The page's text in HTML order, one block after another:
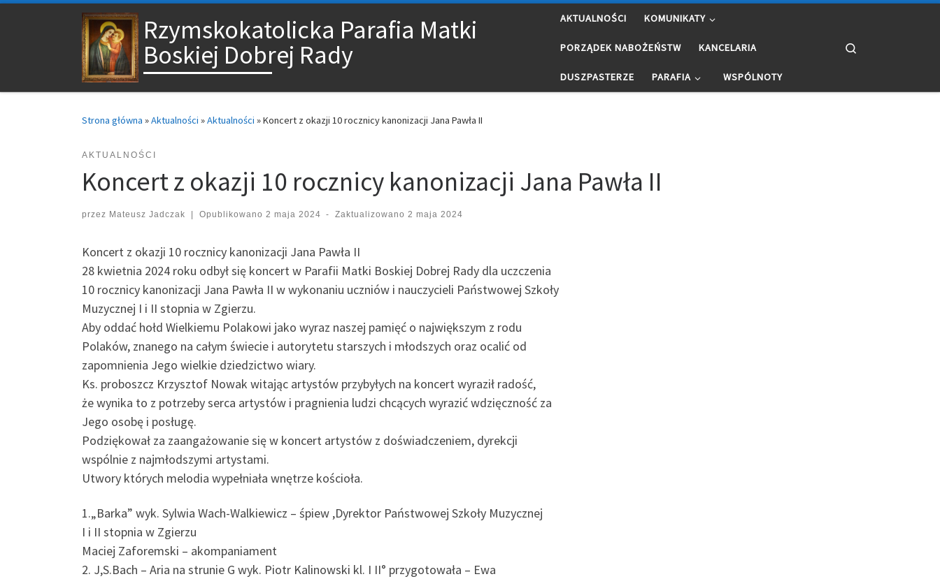
Przejdź do treści
Rzymskokatolicka Parafia Matki
Boskiej Dobrej Rady
AKTUALNOŚCI KOMUNIKATY
PORZĄDEK NABOŻEŃSTW KANCELARIA
DUSZPASTERZE PARAFIA WSPÓLNOTY
Strona główna »Aktualności »Aktualności »Koncert z okazji 10 rocznicy kanonizacji Jana Pawła II
AKTUALNOŚCI
Koncert z okazji 10 rocznicy kanonizacji Jana Pawła II
przez Mateusz Jadczak Opublikowano 2 maja 2024 - Zaktualizowano2 maja 2024
Koncert z okazji 10 rocznicy kanonizacji Jana Pawła II
28 kwietnia 2024 roku odbył się koncert w Parafii Matki Boskiej Dobrej Rady dla uczczenia
10 rocznicy kanonizacji Jana Pawła II w wykonaniu uczniów i nauczycieli Państwowej Szkoły
Muzycznej I i II stopnia w Zgierzu.
Aby oddać hołd Wielkiemu Polakowi jako wyraz naszej pamięć o największym z rodu
Polaków, znanego na całym świecie i autorytetu starszych i młodszych oraz ocalić od
zapomnienia Jego wielkie dziedzictwo wiary.
Ks. proboszcz Krzysztof Nowak witając artystów przybyłych na koncert wyraził radość,
że wynika to z potrzeby serca artystów i pragnienia ludzi chcących wyrazić wdzięczność za
Jego osobę i posługę.
Podziękował za zaangażowanie się w koncert artystów z doświadczeniem, dyrekcji
wspólnie z najmłodszymi artystami.
Utwory których melodia wypełniała wnętrze kościoła.
1.„Barka” wyk. Sylwia Wach-Walkiewicz – śpiew ,Dyrektor Państwowej Szkoły Muzycznej
I i II stopnia w Zgierzu
Maciej Zaforemski – akompaniament
2. J,S.Bach – Aria na strunie G wyk. Piotr Kalinowski kl. I II° przygotowała – Ewa